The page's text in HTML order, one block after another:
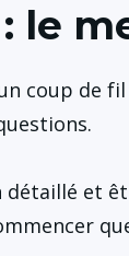
le
coup de
détaillé et